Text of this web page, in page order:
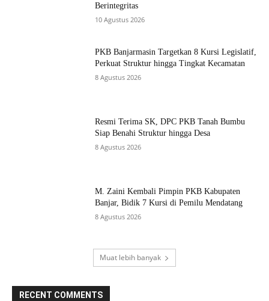
Berintegritas
10 Agustus 2026
PKB Banjarmasin Targetkan 8 Kursi Legislatif,
Perkuat Struktur hingga Tingkat Kecamatan
8 Agustus 2026
Resmi Terima SK, DPC PKB Tanah Bumbu
Siap Benahi Struktur hingga Desa
8 Agustus 2026
M. Zaini Kembali Pimpin PKB Kabupaten
Banjar, Bidik 7 Kursi di Pemilu Mendatang
8 Agustus 2026
Muat lebih banyak
RECENT COMMENTS